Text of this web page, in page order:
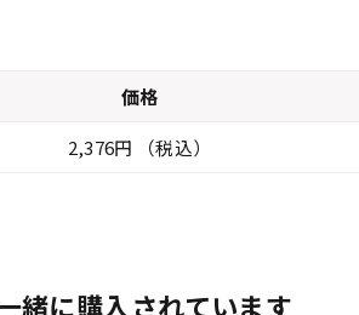
価格
2,376円 （税込）
緒に購入されています